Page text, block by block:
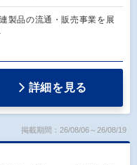
製品の流通・販売事業を展
詳細を見る
掲載期間：26/08/06～26/08/19